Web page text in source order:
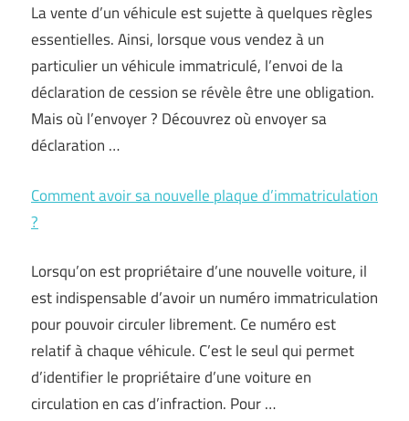
La vente d’un véhicule est sujette à quelques règles
essentielles. Ainsi, lorsque vous vendez à un
particulier un véhicule immatriculé, l’envoi de la
déclaration de cession se révèle être une obligation.
Mais où l’envoyer ? Découvrez où envoyer sa
déclaration …
Comment avoir sa nouvelle plaque d’immatriculation
?
Lorsqu’on est propriétaire d’une nouvelle voiture, il
est indispensable d’avoir un numéro immatriculation
pour pouvoir circuler librement. Ce numéro est
relatif à chaque véhicule. C’est le seul qui permet
d’identifier le propriétaire d’une voiture en
circulation en cas d’infraction. Pour …